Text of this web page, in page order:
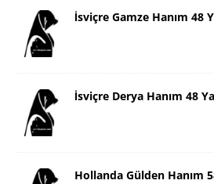
İsviçre Gamze Hanım 48
İsviçre Derya Hanım 48
Hollanda Gülden Hanım